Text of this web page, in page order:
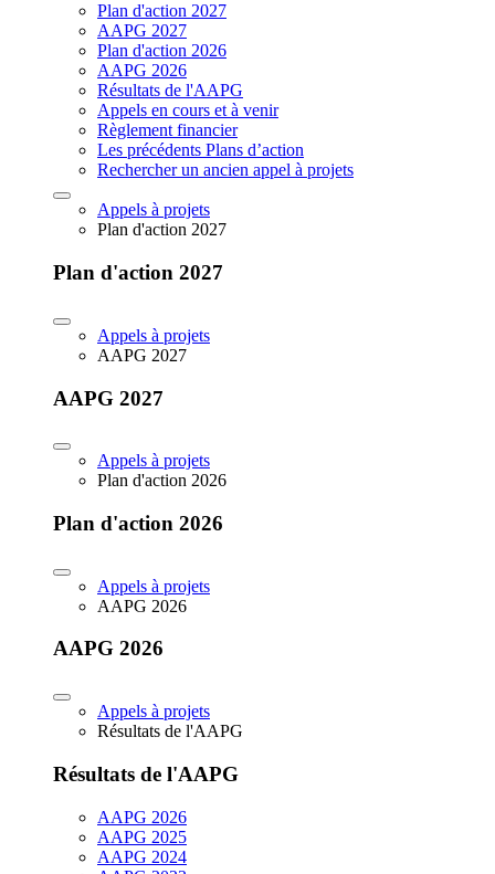
Plan d'action 2027
AAPG 2027
Plan d'action 2026
AAPG 2026
Résultats de l'AAPG
Appels en cours et à venir
Règlement financier
Les précédents Plans d’action
Rechercher un ancien appel à projets
Appels à projets
Plan d'action 2027
Plan d'action 2027
Appels à projets
AAPG 2027
AAPG 2027
Appels à projets
Plan d'action 2026
Plan d'action 2026
Appels à projets
AAPG 2026
AAPG 2026
Appels à projets
Résultats de l'AAPG
Résultats de l'AAPG
AAPG 2026
AAPG 2025
AAPG 2024